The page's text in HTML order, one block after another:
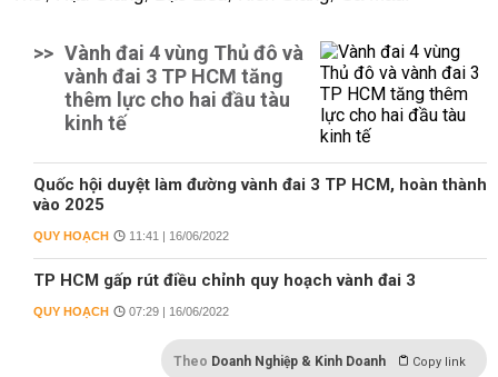
>> Vành đai 4 vùng Thủ đô và
vành đai 3 TP HCM tăng
thêm lực cho hai đầu tàu
kinh tế
Quốc hội duyệt làm đường vành đai 3 TP HCM, hoàn thành
vào 2025
QUY HOẠCH 11:41 | 16/06/2022
TP HCM gấp rút điều chỉnh quy hoạch vành đai 3
QUY HOẠCH 07:29 | 16/06/2022
Theo Doanh Nghiệp & Kinh Doanh Copy link